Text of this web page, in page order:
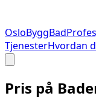
OsloByggBad
TjenesterHvordan
Pris på